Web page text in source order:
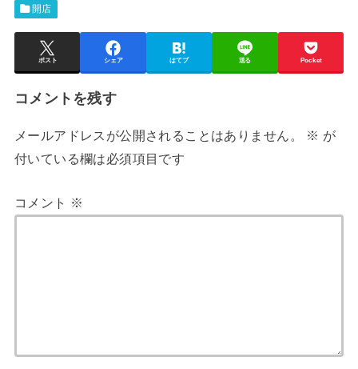
開店
ポスト シェア はてブ 送る Pocket
コメントを残す
メールアドレスが公開されることはありません。 ※ が
付いている欄は必須項目です
コメント ※